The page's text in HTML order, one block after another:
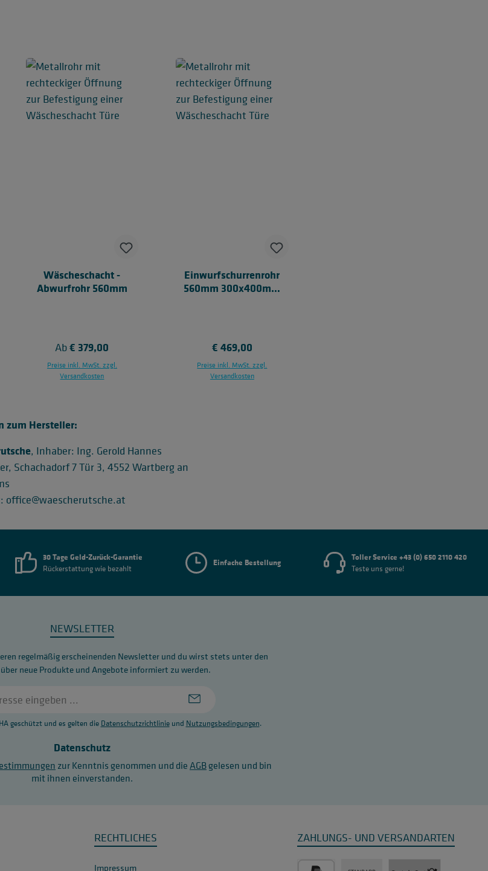
Wäscheschacht -
Abwurfrohr 560mm
Regulärer Preis:
Ab€ 379,00
Preise inkl. MwSt. zzgl.
Versandkosten
Einwurfschurrenrohr
560mm 300x400mm
Regulärer Preis:
€ 469,00
Preise inkl. MwSt. zzgl.
Versandkosten
zum Hersteller:
, Inhaber: Ing. Gerold Hannes
Schachadorf 7 Tür 3, 4552 Wartberg an
office@waescherutsche.at
30 Tage Geld-Zurück-Garantie
Rückerstattung wie bezahlt
Einfache Bestellung
Toller Service +43 (0) 650 2110 420
Teste uns gerne!
NEWSLETTER
regelmäßig erscheinenden Newsletter und du wirst stets unter den
neue Produkte und Angebote informiert zu werden.
geschützt und es gelten die Datenschutzrichtlinieund Nutzungsbedingungen.
Datenschutz
zur Kenntnis genommen und dieAGBgelesen und bin
mit ihnen einverstanden.
RECHTLICHES
Impressum
ZAHLUNGS- UND VERSANDARTEN